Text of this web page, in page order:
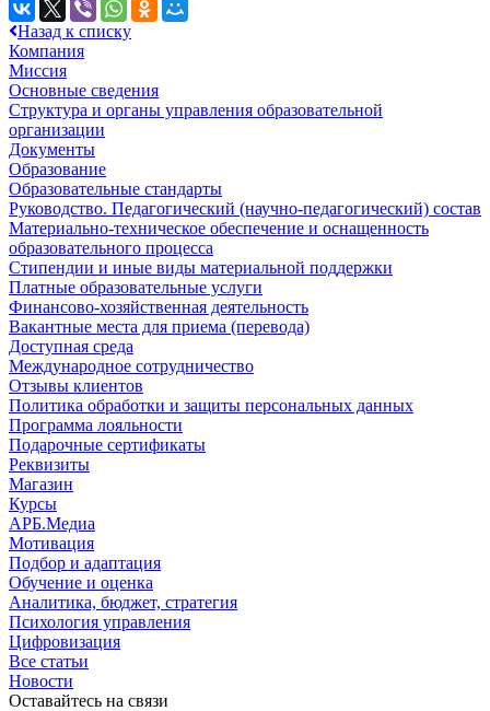
Назад к списку
Компания
Миссия
Основные сведения
Структура и органы управления образовательной
организации
Документы
Образование
Образовательные стандарты
Руководство. Педагогический (научно-педагогический) состав
Материально-техническое обеспечение и оснащенность
образовательного процесса
Стипендии и иные виды материальной поддержки
Платные образовательные услуги
Финансово-хозяйственная деятельность
Вакантные места для приема (перевода)
Доступная среда
Международное сотрудничество
Отзывы клиентов
Политика обработки и защиты персональных данных
Программа лояльности
Подарочные сертификаты
Реквизиты
Магазин
Курсы
АРБ.Медиа
Мотивация
Подбор и адаптация
Обучение и оценка
Аналитика, бюджет, стратегия
Психология управления
Цифровизация
Все статьи
Новости
Оставайтесь на связи